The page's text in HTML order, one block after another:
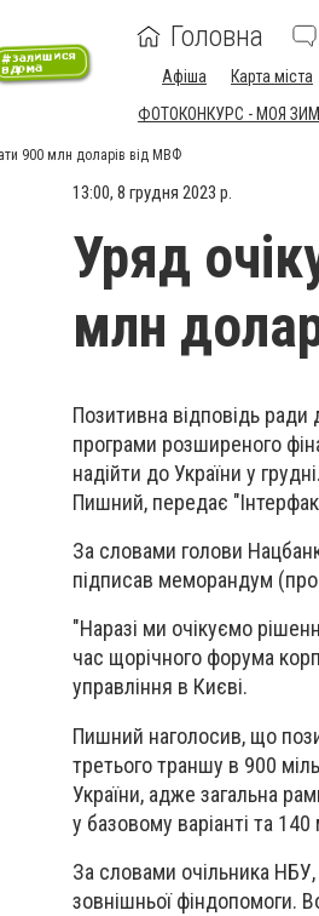
Головна
Афіша Карта міста
ФОТОКОНКУРС - МОЯ
900 млн доларів від МВФ
13:00, 8 грудня 2023 р.
Уряд
млн
Позитивна відповідь
програми розширеного
надійти до України у
Пишний, передає
За словами голови
підписав меморандум (про
"Наразі ми очікуємо
час щорічного форума
управління в Києві.
Пишний наголосив, що
третього траншу в 900
України, адже загальна
у базовому варіанті та
За словами очільника НБУ,
зовнішньої фіндопомоги.